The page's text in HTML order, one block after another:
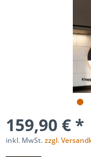
159,90 € *
inkl. MwSt.zzgl.